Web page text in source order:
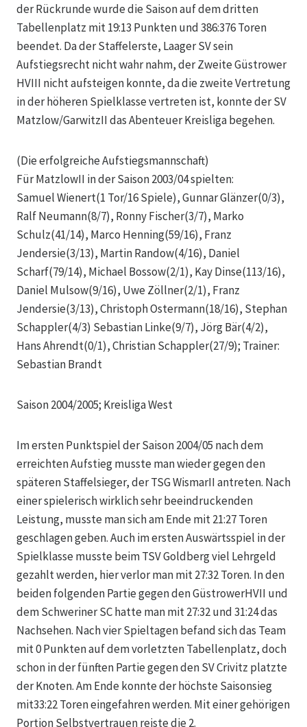
der Rückrunde wurde die Saison auf dem dritten
Tabellenplatz mit 19:13 Punkten und 386:376 Toren
beendet. Da der Staffelerste, Laager SV sein
Aufstiegsrecht nicht wahr nahm, der Zweite Güstrower
HVIII nicht aufsteigen konnte, da die zweite Vertretung
in der höheren Spielklasse vertreten ist, konnte der SV
Matzlow/GarwitzII das Abenteuer Kreisliga begehen.
(Die erfolgreiche Aufstiegsmannschaft)
Für MatzlowII in der Saison 2003/04 spielten:
Samuel Wienert(1 Tor/16 Spiele), Gunnar Glänzer(0/3),
Ralf Neumann(8/7), Ronny Fischer(3/7), Marko
Schulz(41/14), Marco Henning(59/16), Franz
Jendersie(3/13), Martin Randow(4/16), Daniel
Scharf(79/14), Michael Bossow(2/1), Kay Dinse(113/16),
Daniel Mulsow(9/16), Uwe Zöllner(2/1), Franz
Jendersie(3/13), Christoph Ostermann(18/16), Stephan
Schappler(4/3) Sebastian Linke(9/7), Jörg Bär(4/2),
Hans Ahrendt(0/1), Christian Schappler(27/9); Trainer:
Sebastian Brandt
Saison 2004/2005; Kreisliga West
Im ersten Punktspiel der Saison 2004/05 nach dem
erreichten Aufstieg musste man wieder gegen den
späteren Staffelsieger, der TSG WismarII antreten. Nach
einer spielerisch wirklich sehr beeindruckenden
Leistung, musste man sich am Ende mit 21:27 Toren
geschlagen geben. Auch im ersten Auswärtsspiel in der
Spielklasse musste beim TSV Goldberg viel Lehrgeld
gezahlt werden, hier verlor man mit 27:32 Toren. In den
beiden folgenden Partie gegen den GüstrowerHVII und
dem Schweriner SC hatte man mit 27:32 und 31:24 das
Nachsehen. Nach vier Spieltagen befand sich das Team
mit 0 Punkten auf dem vorletzten Tabellenplatz, doch
schon in der fünften Partie gegen den SV Crivitz platzte
der Knoten. Am Ende konnte der höchste Saisonsieg
mit33:22 Toren eingefahren werden. Mit einer gehörigen
Portion Selbstvertrauen reiste die 2.